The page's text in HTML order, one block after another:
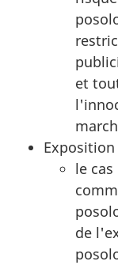
et
le
de